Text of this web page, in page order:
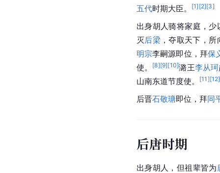
五代时期大臣。 [1] [2][3]
出身胡人骑将家庭，少
灭后梁 ，夺取天下，
明宗李嗣源即位，拜保
使。
[8][9][10]潞王李从珂
山南东道节度使。 [11 ][12]
后晋石敬瑭即位，拜同
后唐时期
出身胡人，但祖辈皆为